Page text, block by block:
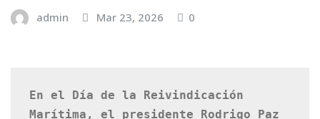
admin Mar 23, 2026 0
En el Día de la Reivindicación
Marítima, el presidente Rodrigo Paz